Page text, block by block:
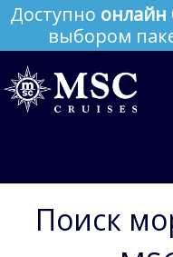
Доступно
выбором
Поиск